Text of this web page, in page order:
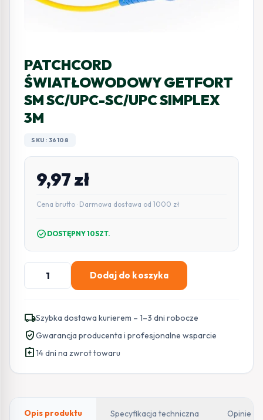
PATCHCORD
ŚWIATŁOWODOWY GETFORT
SM SC/UPC-SC/UPC SIMPLEX
3M
SKU: 36108
9,97zł
Cena brutto · Darmowa dostawa od 1000 zł
check_circle DOSTĘPNY 10SZT.
ilość
PATCHCORD
GETFORT
SM
SC/UPC-
SC/UPC
Dodaj do koszyka
local_shippingSzybka dostawa kurierem – 1–3 dni robocze
verified_userGwarancja producenta i profesjonalne wsparcie
assignment_return14 dni na zwrot towaru
Opis produktu Specyfikacja techniczna Opinie